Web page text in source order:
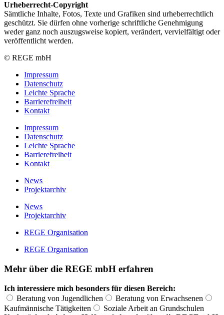
Urheberrecht-Copyright
Sämtliche Inhalte, Fotos, Texte und Grafiken sind urheberrechtlich
geschützt. Sie dürfen ohne vorherige schriftliche Genehmigung
weder ganz noch auszugsweise kopiert, verändert, vervielfältigt oder
veröffentlicht werden.
© REGE mbH
Impressum
Datenschutz
Leichte Sprache
Barrierefreiheit
Kontakt
Impressum
Datenschutz
Leichte Sprache
Barrierefreiheit
Kontakt
News
Projektarchiv
News
Projektarchiv
REGE Organisation
REGE Organisation
Mehr über die REGE mbH erfahren
Ich interessiere mich besonders für diesen Bereich:
Beratung von Jugendlichen
Beratung von Erwachsenen
Kaufmännische Tätigkeiten
Soziale Arbeit an Grundschulen